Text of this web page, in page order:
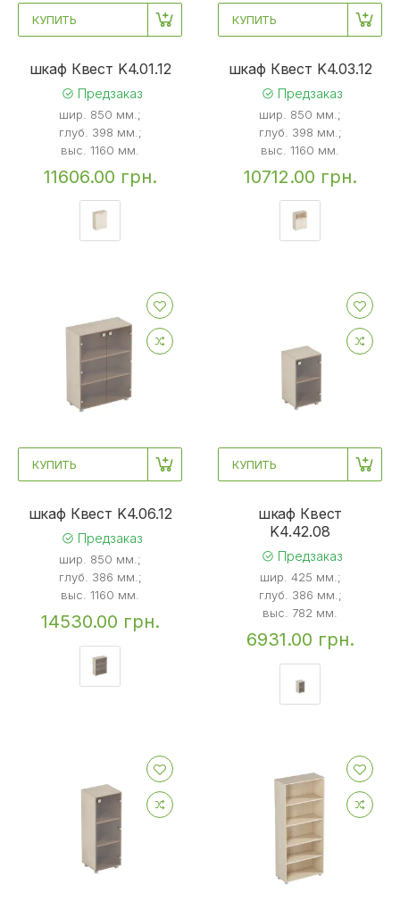
КУПИТЬ
шкаф Квест K4.01.12
Предзаказ
шир. 850 мм.;
глуб. 398 мм.;
выс. 1160 мм.
11606.00 грн.
КУПИТЬ
шкаф Квест K4.03.12
Предзаказ
шир. 850 мм.;
глуб. 398 мм.;
выс. 1160 мм.
10712.00 грн.
КУПИТЬ
шкаф Квест K4.06.12
Предзаказ
шир. 850 мм.;
глуб. 386 мм.;
выс. 1160 мм.
14530.00 грн.
КУПИТЬ
шкаф Квест
K4.42.08
Предзаказ
шир. 425 мм.;
глуб. 386 мм.;
выс. 782 мм.
6931.00 грн.